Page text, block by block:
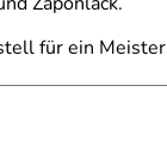
für ein